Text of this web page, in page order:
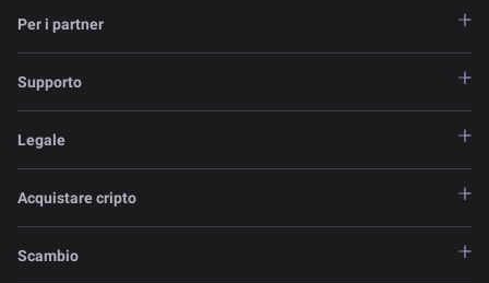
Per i partner
Supporto
Legale
Acquistare cripto
Scambio